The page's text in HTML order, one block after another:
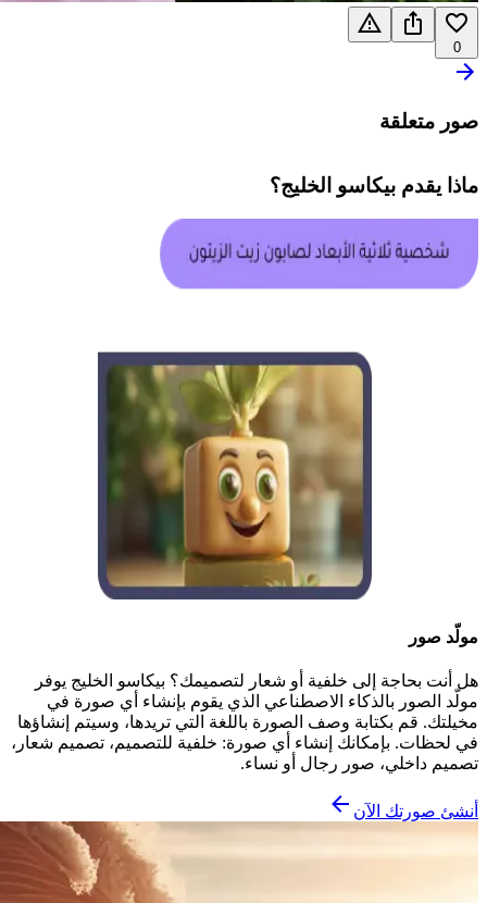
0
صور متعلقة
ماذا يقدم بيكاسو الخليج؟
مولّد صور
هل أنت بحاجة إلى خلفية أو شعار لتصميمك؟ بيكاسو الخليج يوفر
مولّد الصور بالذكاء الاصطناعي الذي يقوم بإنشاء أي صورة في
مخيلتك. قم بكتابة وصف الصورة باللغة التي تريدها، وسيتم إنشاؤها
في لحظات. بإمكانك إنشاء أي صورة: خلفية للتصميم، تصميم شعار،
تصميم داخلي، صور رجال أو نساء.
أنشئ صورتك الآن